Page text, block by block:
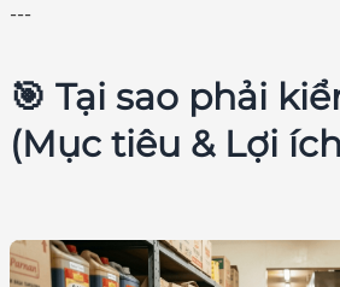
---
🎯 Tại sao phải
(Mục tiêu & Lợi